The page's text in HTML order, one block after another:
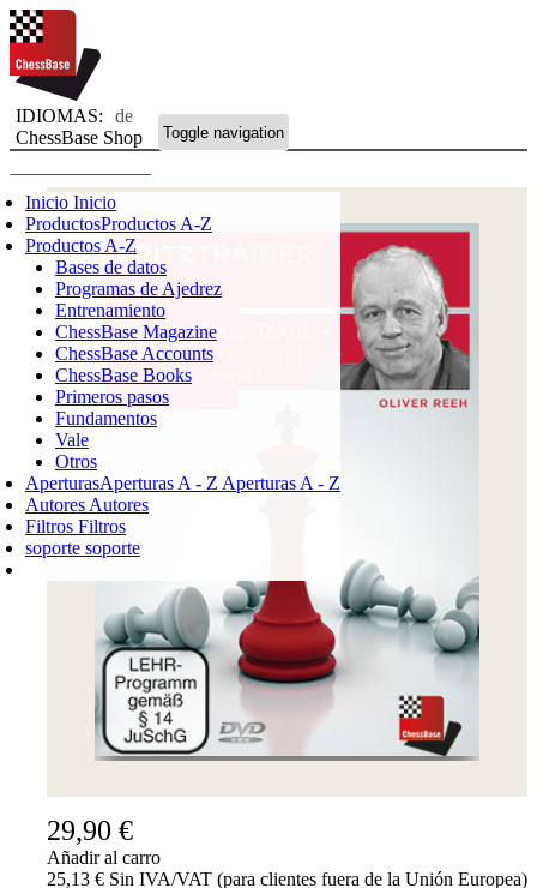
IDIOMAS:
de
ChessBase Shop
Toggle navigation
Inicio Inicio
ProductosProductos A-Z
Productos A-Z
Bases de datos
Programas de Ajedrez
Entrenamiento
ChessBase Magazine
ChessBase Accounts
ChessBase Books
Primeros pasos
Fundamentos
Vale
Otros
AperturasAperturas A - Z Aperturas A - Z
Autores Autores
Filtros Filtros
soporte soporte
Login
CARRO DE LA COMPRA
0PRODUCTO
0,00 €
✔
29,90 €
Añadir al carro
25,13 € Sin IVA/VAT (para clientes fuera de la Unión Europea)